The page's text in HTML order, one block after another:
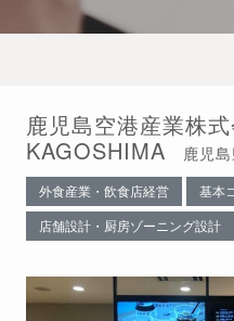
鹿児島空港産業株
KAGOSHIMA
鹿児
外食産業・飲食店経営
基本
店舗設計・厨房ゾーニング設計